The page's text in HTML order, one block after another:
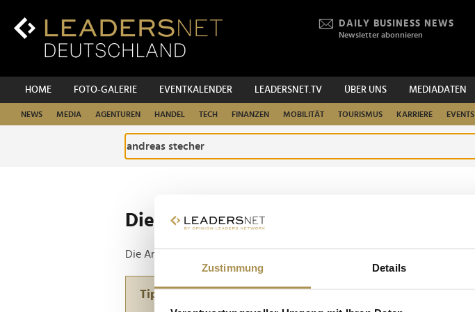
Zustimmung Details
Inhalt
DAILY BUSINESS NEWS
Newsletter abonnieren
HOME FOTO-GALERIE EVENTKALENDER LEADERSNET.TV ÜBER UNS MEDIADATEN
NEWS MEDIA AGENTUREN HANDEL TECH FINANZEN MOBILITÄT TOURISMUS KARRIERE EVENTS
Die ganze Website durchsuchen
Die Anfrage ergab 1 Treffer.
Tipp